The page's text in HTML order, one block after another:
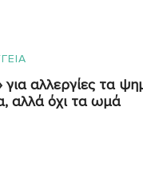
για αλλεργίες τα
αλλά όχι τα ωμά